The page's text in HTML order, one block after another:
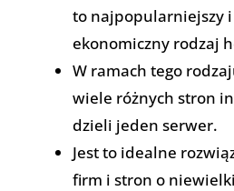
to najpopularniejszy
ekonomiczny rodzaj
W ramach tego
wiele różnych stron
dzieli jeden serwer.
Jest to idealne
firm i stron o